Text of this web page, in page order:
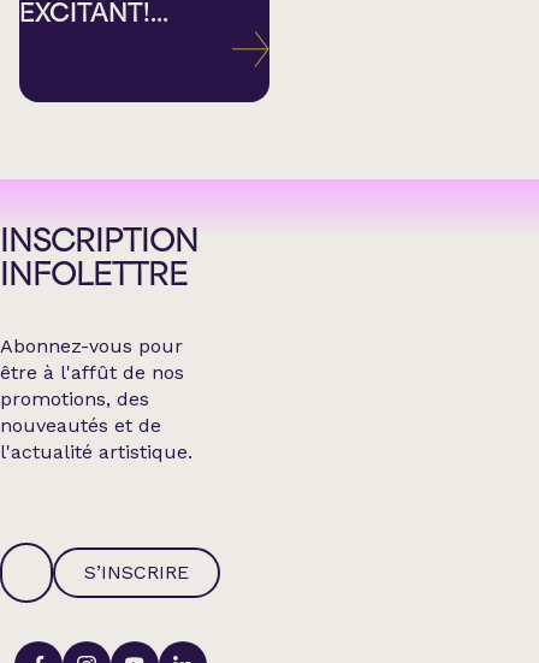
EXCITANT!...
INSCRIPTION
INFOLETTRE
Abonnez-vous pour
être à l'affût de nos
promotions, des
nouveautés et de
l'actualité artistique.
S’INSCRIRE